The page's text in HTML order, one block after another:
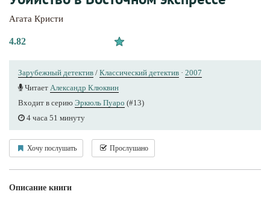
Агата Кристи
4.82
Зарубежный детектив / Классический детектив · 2007
Читает Александр Клюквин
Входит в серию Эркюль Пуаро (#13)
4 часа 51 минуту
Хочу послушать Прослушано
Описание книги